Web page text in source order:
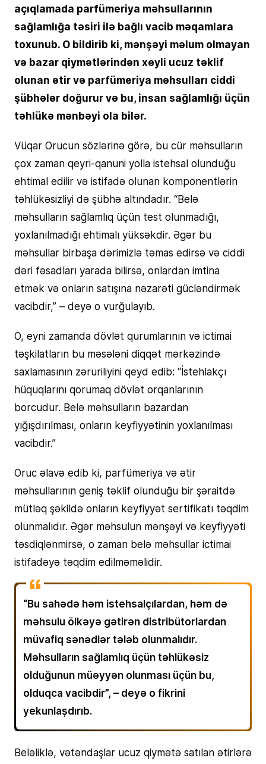
açıqlamada parfümeriya məhsullarının
sağlamlığa təsiri ilə bağlı vacib məqamlara
toxunub. O bildirib ki, mənşəyi məlum olmayan
və bazar qiymətlərindən xeyli ucuz təklif
olunan ətir və parfümeriya məhsulları ciddi
şübhələr doğurur və bu, insan sağlamlığı üçün
təhlükə mənbəyi ola bilər.
Vüqar Orucun sözlərinə görə, bu cür məhsulların
çox zaman qeyri-qanuni yolla istehsal olunduğu
ehtimal edilir və istifadə olunan komponentlərin
təhlükəsizliyi də şübhə altındadır. “Belə
məhsulların sağlamlıq üçün test olunmadığı,
yoxlanılmadığı ehtimalı yüksəkdir. Əgər bu
məhsullar birbaşa dərimizlə təmas edirsə və ciddi
dəri fəsadları yarada bilirsə, onlardan imtina
etmək və onların satışına nəzarəti gücləndirmək
vacibdir,” – deyə o vurğulayıb.
O, eyni zamanda dövlət qurumlarının və ictimai
təşkilatların bu məsələni diqqət mərkəzində
saxlamasının zəruriliyini qeyd edib: “İstehlakçı
hüquqlarını qorumaq dövlət orqanlarının
borcudur. Belə məhsulların bazardan
yığışdırılması, onların keyfiyyətinin yoxlanılması
vacibdir.”
Oruc əlavə edib ki, parfümeriya və ətir
məhsullarının geniş təklif olunduğu bir şəraitdə
mütləq şəkildə onların keyfiyyət sertifikatı təqdim
olunmalıdır. Əgər məhsulun mənşəyi və keyfiyyəti
təsdiqlənmirsə, o zaman belə məhsullar ictimai
istifadəyə təqdim edilməməlidir.
“Bu sahədə həm istehsalçılardan, həm də
məhsulu ölkəyə gətirən distribütorlardan
müvafiq sənədlər tələb olunmalıdır.
Məhsulların sağlamlıq üçün təhlükəsiz
olduğunun müəyyən olunması üçün bu,
olduqca vacibdir”, – deyə o fikrini
yekunlaşdırıb.
Beləliklə, vətəndaşlar ucuz qiymətə satılan ətirlərə